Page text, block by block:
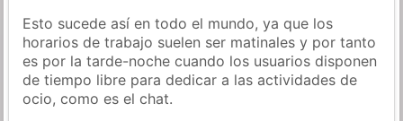
Esto sucede así en todo el mundo, ya que los
horarios de trabajo suelen ser matinales y por tanto
es por la tarde-noche cuando los usuarios disponen
de tiempo libre para dedicar a las actividades de
ocio, como es el chat.